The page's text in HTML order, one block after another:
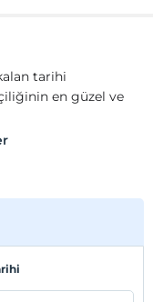
tarihi
en güzel ve
avlumuzda,
ağacı, asma ağacı
merkeze beş